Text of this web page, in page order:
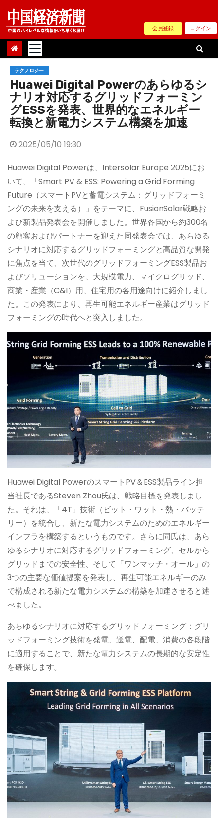
Skip
content
会員登録 ログイン
テクノロジー
Huawei Digital Powerのあらゆるシ
ナリオ対応するグリッドフォーミン
グESSを発表、世界的なエネルギー
転換と新電力システム構築を加速
2025/05/10 19:30
Huawei Digital Powerは、Intersolar Europe 2025にお
いて、「Smart PV & ESS: Powering a Grid Forming
Future（スマートPVと蓄電システム：グリッドフォーミ
ングの未来を支える）」をテーマに、FusionSolar戦略お
よび新製品発表会を開催しました。世界各国から約300名
の顧客およびパートナーを迎えた同発表会では、あらゆる
シナリオに対応するグリッドフォーミングと高品質な開発
に焦点を当て、次世代のグリッドフォーミングESS製品お
よびソリューションを、大規模電力、マイクログリッド、
商業・産業（C&I）用、住宅用の各用途向けに紹介しまし
た。この発表により、再生可能エネルギー産業はグリッド
フォーミングの時代へと突入しました。
Huawei Digital PowerのスマートPV＆ESS製品ライン担
当社長であるSteven Zhou氏は、戦略目標を発表しまし
た。それは、「4T」技術（ビット・ワット・熱・バッテ
リー）を統合し、新たな電力システムのためのエネルギー
インフラを構築するというものです。さらに同氏は、あら
ゆるシナリオに対応するグリッドフォーミング、セルから
グリッドまでの安全性、そして「ワンマッチ・オール」の
3つの主要な価値提案を発表し、再生可能エネルギーのみ
で構成される新たな電力システムの構築を加速させると述
べました。
あらゆるシナリオに対応するグリッドフォーミング：グリ
ッドフォーミング技術を発電、送電、配電、消費の各段階
に適用することで、新たな電力システムの長期的な安定性
を確保します。